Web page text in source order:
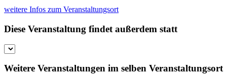
weitere Infos zum Veranstaltungsort
Diese Veranstaltung findet außerdem statt
Weitere Veranstaltungen im selben Veranstaltungsort